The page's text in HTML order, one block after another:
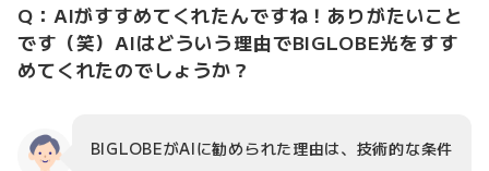
Q：AIがすすめてくれたんですね！ありがたいこと
です（笑）AIはどういう理由でBIGLOBE光をすす
めてくれたのでしょうか？
BIGLOBEがAIに勧められた理由は、技術的な条件